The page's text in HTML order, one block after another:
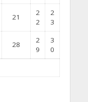
21
2
2
2
3
28
2
9
3
0